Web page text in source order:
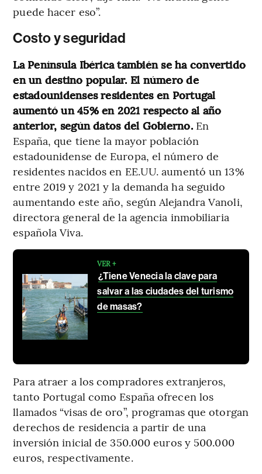
puede hacer eso”.
Costo y seguridad
La Península Ibérica también se ha convertido
en un destino popular. El número de
estadounidenses residentes en Portugal
aumentó un 45% en 2021 respecto al año
anterior, según datos del Gobierno. En
España, que tiene la mayor población
estadounidense de Europa, el número de
residentes nacidos en EE.UU. aumentó un 13%
entre 2019 y 2021 y la demanda ha seguido
aumentando este año, según Alejandra Vanoli,
directora general de la agencia inmobiliaria
española Viva.
VER +
¿Tiene Venecia la clave para
salvar a las ciudades del turismo
de masas?
Para atraer a los compradores extranjeros,
tanto Portugal como España ofrecen los
llamados “visas de oro”, programas que otorgan
derechos de residencia a partir de una
inversión inicial de 350.000 euros y 500.000
euros, respectivamente.